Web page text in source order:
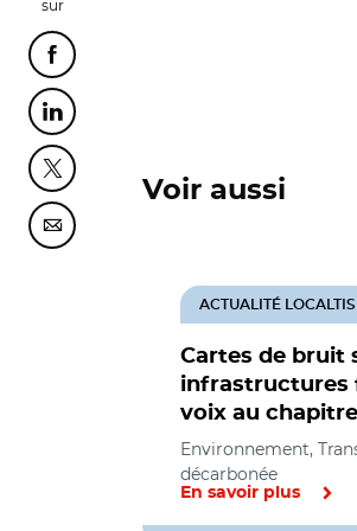
sur
Partager cette page sur Facebook
Partager cette page sur Linkedin
Partager cette page sur Twitter
Partager cette page sur Courriel
Voir aussi
Cartes de bruit
infrastructures
voix au chapitre
ACTUALITÉ LOCALTIS
Environnement,
décarbonée
En savoir plus